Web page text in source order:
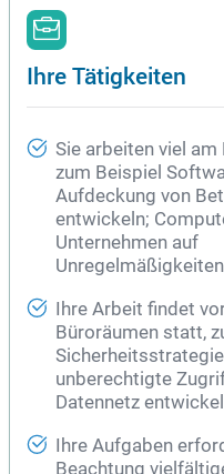
Ihre Tätigkeiten
Sie arbeiten viel
zum Beispiel
Aufdeckung von
entwickeln;
Unternehmen auf
Ihre Arbeit findet
Büroräumen statt,
unberechtigte
Datennetz
Ihre Aufgaben
Beachtung